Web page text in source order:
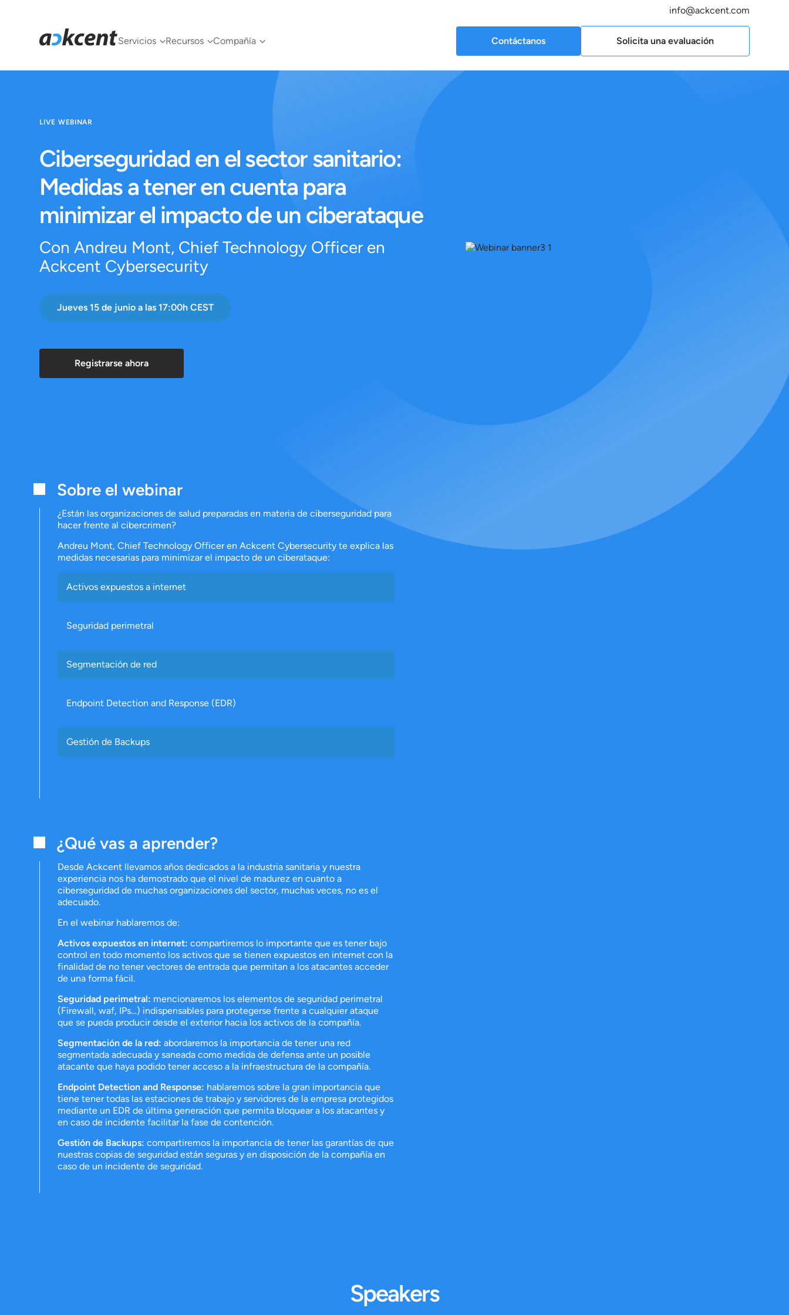
info@ackcent.com
Servicios Recursos Compañía Contáctanos Solicita una evaluación
LIVE WEBINAR
Ciberseguridad en el sector sanitario:
Medidas a tener en cuenta para
minimizar el impacto de un ciberataque
Con Andreu Mont, Chief Technology Officer en
Ackcent Cybersecurity
Jueves 15 de junio a las 17:00h CEST
Registrarse ahora
Sobre el webinar
¿Están las organizaciones de salud preparadas en materia de ciberseguridad para
hacer frente al cibercrimen?
Andreu Mont, Chief Technology Officer en Ackcent Cybersecurity te explica las
medidas necesarias para minimizar el impacto de un ciberataque:
Activos expuestos a internet
Seguridad perimetral
Segmentación de red
Endpoint Detection and Response (EDR)
Gestión de Backups
¿Qué vas a aprender?
Desde Ackcent llevamos años dedicados a la industria sanitaria y nuestra
experiencia nos ha demostrado que el nivel de madurez en cuanto a
ciberseguridad de muchas organizaciones del sector, muchas veces, no es el
adecuado.
En el webinar hablaremos de:
Activos expuestos en internet: compartiremos lo importante que es tener bajo
control en todo momento los activos que se tienen expuestos en internet con la
finalidad de no tener vectores de entrada que permitan a los atacantes acceder
de una forma fácil.
Seguridad perimetral: mencionaremos los elementos de seguridad perimetral
(Firewall, waf, IPs…) indispensables para protegerse frente a cualquier ataque
que se pueda producir desde el exterior hacia los activos de la compañía.
Segmentación de la red: abordaremos la importancia de tener una red
segmentada adecuada y saneada como medida de defensa ante un posible
atacante que haya podido tener acceso a la infraestructura de la compañía.
Endpoint Detection and Response: hablaremos sobre la gran importancia que
tiene tener todas las estaciones de trabajo y servidores de la empresa protegidos
mediante un EDR de última generación que permita bloquear a los atacantes y
en caso de incidente facilitar la fase de contención.
Gestión de Backups: compartiremos la importancia de tener las garantías de que
nuestras copias de seguridad están seguras y en disposición de la compañía en
caso de un incidente de seguridad.
Speakers